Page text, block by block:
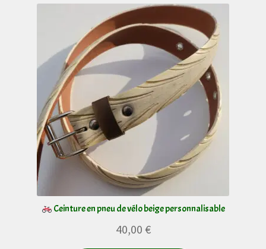
Les
options
peuvent
être
choisies
sur
la
page
Ceinture en pneu de vélo beige personnalisable
40,00 €